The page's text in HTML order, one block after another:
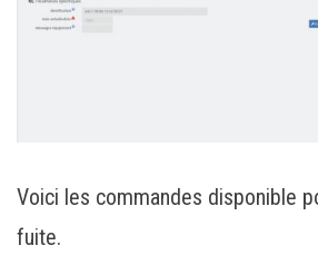
Voici les commandes disponible
fuite.